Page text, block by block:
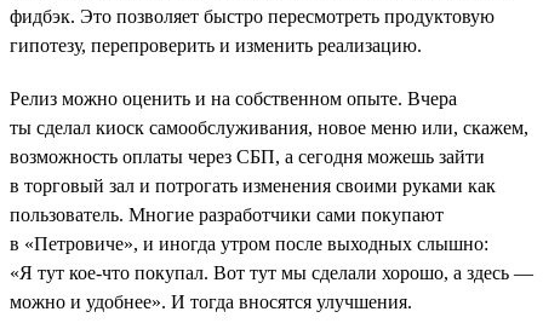
фидбэк. Это позволяет быстро пересмотреть продуктовую
гипотезу, перепроверить и изменить реализацию.
Релиз можно оценить и на собственном опыте. Вчера
ты сделал киоск самообслуживания, новое меню или, скажем,
возможность оплаты через СБП, а сегодня можешь зайти
в торговый зал и потрогать изменения своими руками как
пользователь. Многие разработчики сами покупают
в «Петровиче», и иногда утром после выходных слышно:
«Я тут кое-что покупал. Вот тут мы сделали хорошо, а здесь —
можно и удобнее». И тогда вносятся улучшения.